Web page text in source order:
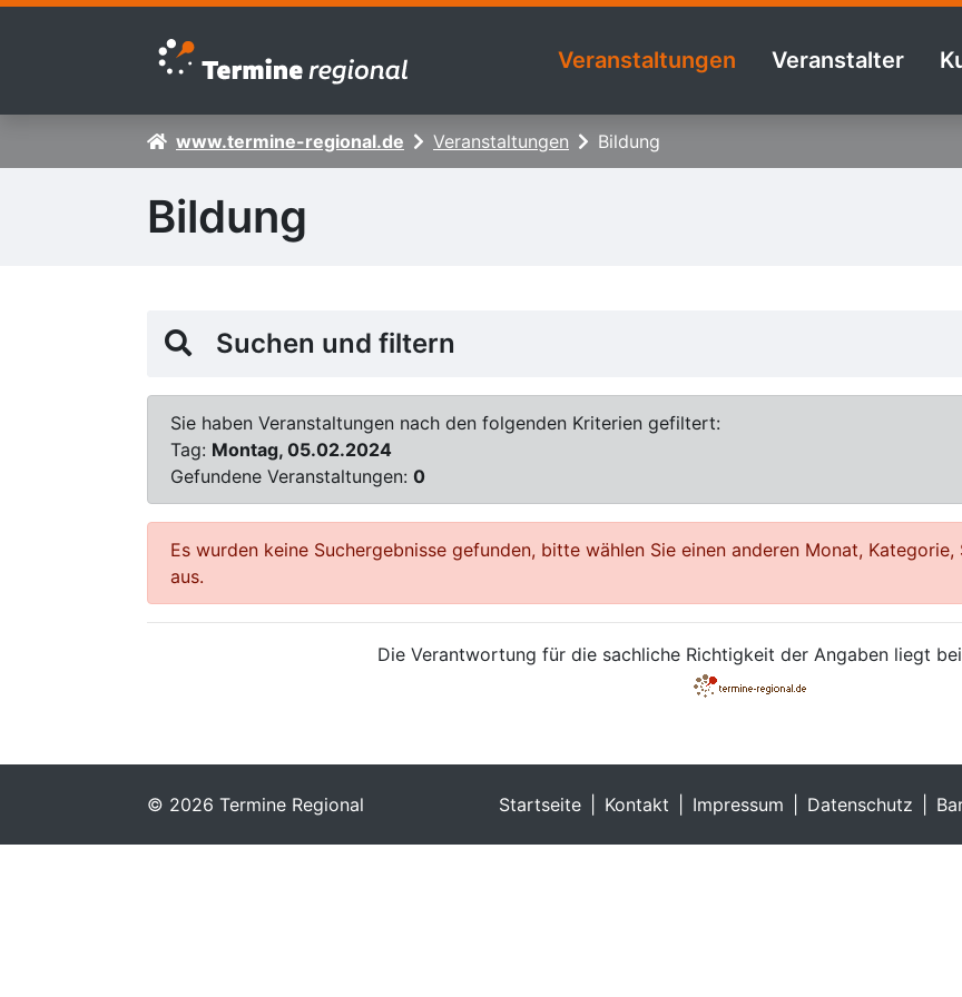
Zur Navigation springen
Zum Inhalt springen
Veranstaltungen Veranstalter
www.termine-regional.de Veranstaltungen Bildung
Bildung
Suchen und filtern
Sie haben Veranstaltungen nach den folgenden Kriterien gefiltert:
Tag: Montag, 05.02.2024
Gefundene Veranstaltungen: 0
Es wurden keine Suchergebnisse gefunden, bitte wählen Sie einen anderen Monat,
aus.
Die Verantwortung für die sachliche Richtigkeit der Angaben liegt
© 2026 Termine Regional Startseite Kontakt Impressum Datenschutz